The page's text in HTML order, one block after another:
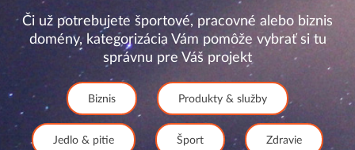
Či už potrebujete športové, pracovné alebo biznis
domény, kategorizácia Vám pomôže vybrať si tu
správnu pre Váš projekt
Biznis Produkty & služby
Jedlo & pitie Šport Zdravie